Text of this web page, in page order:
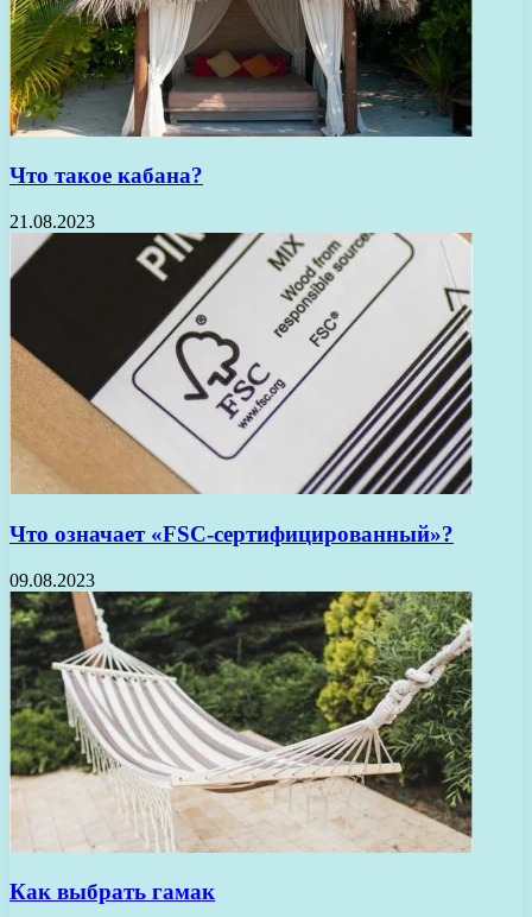
Что такое кабана?
21.08.2023
Что означает «FSC-сертифицированный»?
09.08.2023
Как выбрать гамак